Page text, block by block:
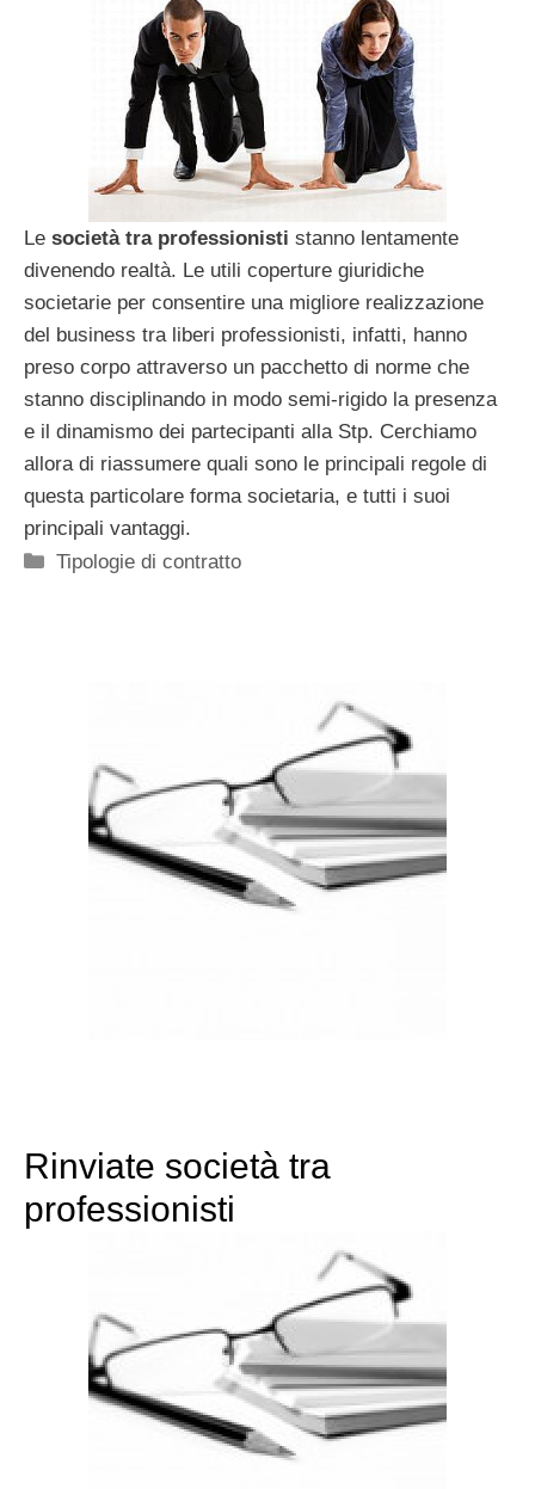
Le società tra professionisti stanno lentamente
divenendo realtà. Le utili coperture giuridiche
societarie per consentire una migliore realizzazione
del business tra liberi professionisti, infatti, hanno
preso corpo attraverso un pacchetto di norme che
stanno disciplinando in modo semi-rigido la presenza
e il dinamismo dei partecipanti alla Stp. Cerchiamo
allora di riassumere quali sono le principali regole di
questa particolare forma societaria, e tutti i suoi
principali vantaggi.
Categorie
Tipologie di contratto
Rinviate società tra
professionisti